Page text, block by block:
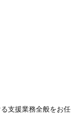
支援業務全般をお任